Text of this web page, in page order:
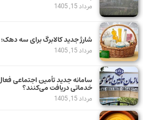
مرداد 15, 1405
شارژ جدید کالابرگ برای سه
مرداد 15, 1405
سامانه جدید تأمین اجتماعی
خدماتی دریافت می‌کنند؟
مرداد 15, 1405